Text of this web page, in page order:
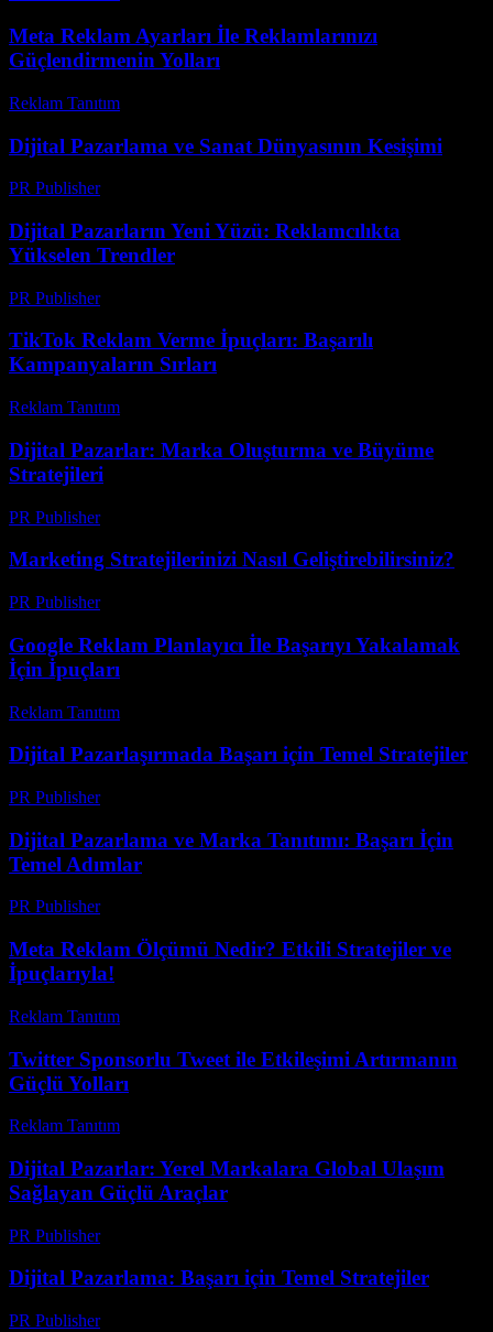
Meta Reklam Ayarları İle Reklamlarınızı
Güçlendirmenin Yolları
Reklam Tanıtım
Dijital Pazarlama ve Sanat Dünyasının Kesişimi
PR Publisher-
Dijital Pazarların Yeni Yüzü: Reklamcılıkta
Yükselen Trendler
PR Publisher-
TikTok Reklam Verme İpuçları: Başarılı
Kampanyaların Sırları
Reklam Tanıtım
Dijital Pazarlar: Marka Oluşturma ve Büyüme
Stratejileri
PR Publisher-
Marketing Stratejilerinizi Nasıl Geliştirebilirsiniz?
PR Publisher-
Google Reklam Planlayıcı İle Başarıyı Yakalamak
İçin İpuçları
Reklam Tanıtım
Dijital Pazarlaşırmada Başarı için Temel Stratejiler
PR Publisher-
Dijital Pazarlama ve Marka Tanıtımı: Başarı İçin
Temel Adımlar
PR Publisher-
Meta Reklam Ölçümü Nedir? Etkili Stratejiler ve
İpuçlarıyla!
Reklam Tanıtım
Twitter Sponsorlu Tweet ile Etkileşimi Artırmanın
Güçlü Yolları
Reklam Tanıtım
Dijital Pazarlar: Yerel Markalara Global Ulaşım
Sağlayan Güçlü Araçlar
PR Publisher-
Dijital Pazarlama: Başarı için Temel Stratejiler
PR Publisher-